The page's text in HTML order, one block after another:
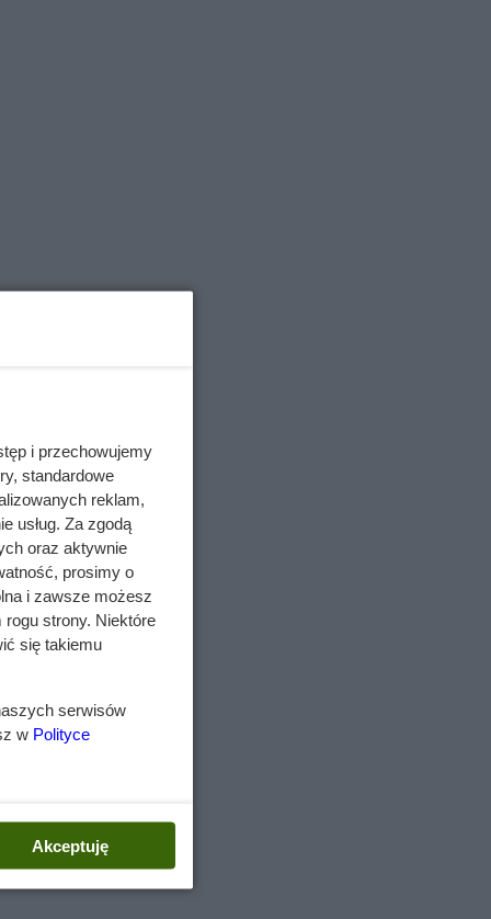
i przechowujemy
standardowe
reklam,
usług. Za zgodą
oraz aktywnie
prosimy o
i zawsze możesz
strony. Niektóre
się takiemu
serwisów
w Polityce
Akceptuję